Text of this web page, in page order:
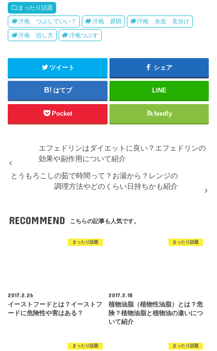
まったり話題
汗疱 つぶしていい？ 汗疱 原因 汗疱 水虫 見分け
汗疱 治し方 汗疱つぶす
ツイート シェア
はてブ LINE
Pocket feedly
エフェドリンはダイエットに良い？エフェドリンの
効果や副作用について紹介
とうもろこしの茹で時間って？お湯から？レンジの
調理方法やどのくらい日持ちかも紹介
RECOMMEND こちらの記事も人気です。
まったり話題
2017.2.26
イーストフードとは？イーストフ
ードに危険性や害はある？
まったり話題
2017.2.18
植物油脂（植物性油脂）とは？危
険？植物油脂と植物油の違いにつ
いて紹介
まったり話題 まったり話題